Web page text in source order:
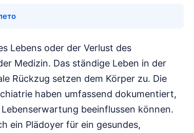
Lebens oder der Verlust des
Medizin. Das ständige Leben in der
Rückzug setzen dem Körper zu. Die
haben umfassend dokumentiert,
beeinflussen können.
ein Plädoyer für ein gesundes,